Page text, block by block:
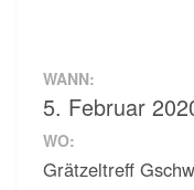
WANN:
5. Februar
WO:
Grätzeltreff